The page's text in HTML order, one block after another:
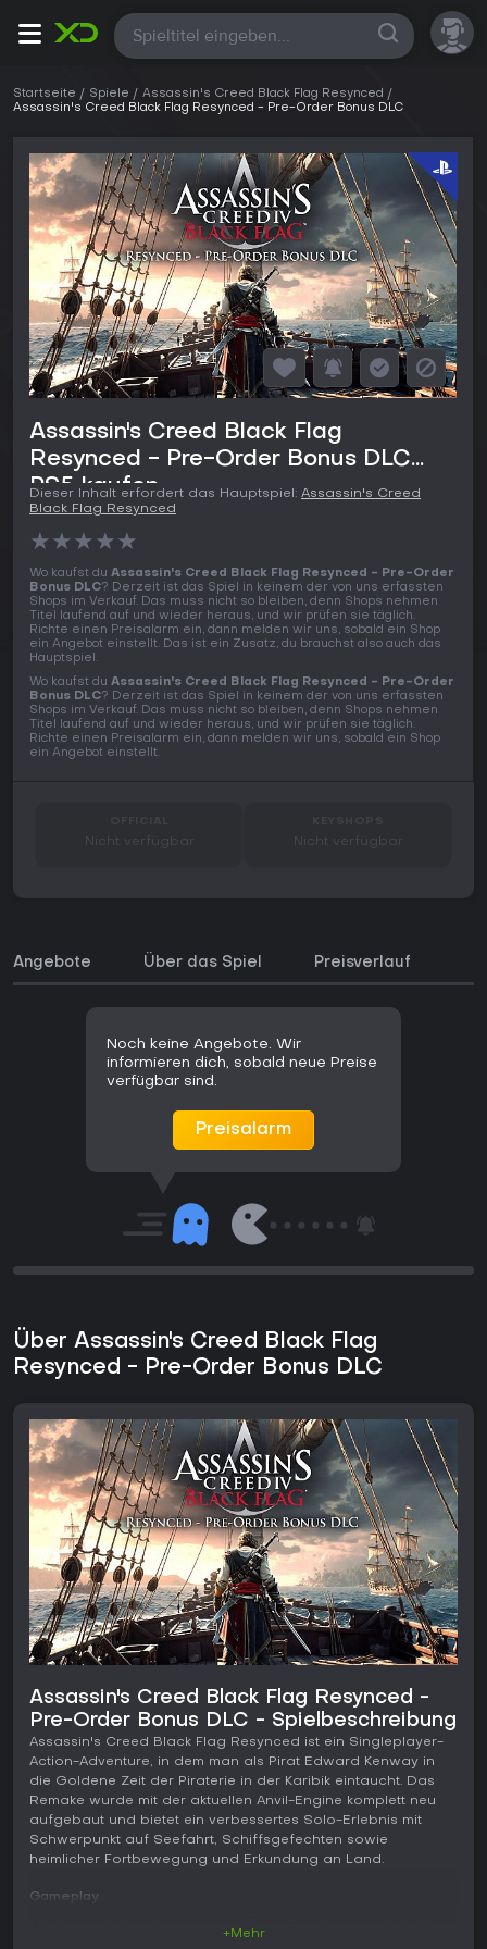
Alle
Startseite Spiele
Assassin's Creed Black Flag Resynced
Assassin's Creed Black Flag Resynced - Pre-Order Bonus DLC
Assassin's Creed Black Flag
Resynced - Pre-Order Bonus DLC
PS5 kaufen
Dieser Inhalt erfordert das Hauptspiel: Assassin's Creed
Black Flag Resynced
★★★★★
Wo kaufst du Assassin's Creed Black Flag Resynced - Pre-Order
Bonus DLC? Derzeit ist das Spiel in keinem der von uns erfassten
Shops im Verkauf. Das muss nicht so bleiben, denn Shops nehmen
Titel laufend auf und wieder heraus, und wir prüfen sie täglich.
Richte einen Preisalarm ein, dann melden wir uns, sobald ein Shop
ein Angebot einstellt. Das ist ein Zusatz, du brauchst also auch das
Hauptspiel.
Wo kaufst du Assassin's Creed Black Flag Resynced - Pre-Order
Bonus DLC? Derzeit ist das Spiel in keinem der von uns erfassten
Shops im Verkauf. Das muss nicht so bleiben, denn Shops nehmen
Titel laufend auf und wieder heraus, und wir prüfen sie täglich.
Richte einen Preisalarm ein, dann melden wir uns, sobald ein Shop
ein Angebot einstellt.
Nicht verfügbar Nicht verfügbar
Angebote Über das Spiel Preisverlauf
Noch keine Angebote. Wir
informieren dich, sobald neue Preise
verfügbar sind.
Preisalarm
Über Assassin's Creed Black Flag
Resynced - Pre-Order Bonus DLC
Assassin's Creed Black Flag Resynced -
Pre-Order Bonus DLC - Spielbeschreibung
Assassin's Creed Black Flag Resynced ist ein Singleplayer-
Action-Adventure, in dem man als Pirat Edward Kenway in
die Goldene Zeit der Piraterie in der Karibik eintaucht. Das
Remake wurde mit der aktuellen Anvil-Engine komplett neu
aufgebaut und bietet ein verbessertes Solo-Erlebnis mit
Schwerpunkt auf Seefahrt, Schiffsgefechten sowie
heimlicher Fortbewegung und Erkundung an Land.
Gameplay
+Mehr